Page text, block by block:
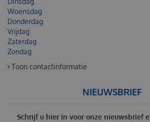
Woensdag
Donderdag
Vrijdag
Zaterdag
Zondag
Toon contactinformatie
NIEUWSBRIEF
Schrijf u hier in voor onze nieuwsbrief